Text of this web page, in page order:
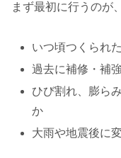
まず最初に行うのが
いつ頃つくられ
過去に補修・補
ひび割れ、膨ら
か
大雨や地震後に